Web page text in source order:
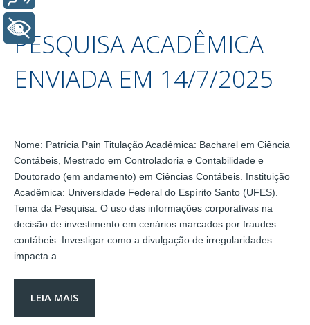
PESQUISA ACADÊMICA
ENVIADA EM 14/7/2025
Nome: Patrícia Pain Titulação Acadêmica: Bacharel em Ciência
Contábeis, Mestrado em Controladoria e Contabilidade e
Doutorado (em andamento) em Ciências Contábeis. Instituição
Acadêmica: Universidade Federal do Espírito Santo (UFES).
Tema da Pesquisa: O uso das informações corporativas na
decisão de investimento em cenários marcados por fraudes
contábeis. Investigar como a divulgação de irregularidades
impacta a…
LEIA MAIS